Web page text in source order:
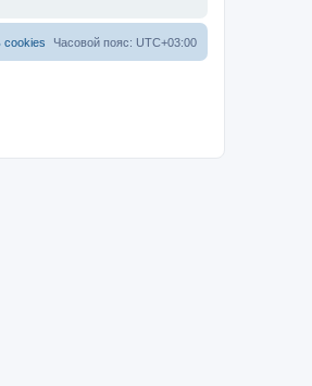
Часовой пояс: UTC+03:00
cookies